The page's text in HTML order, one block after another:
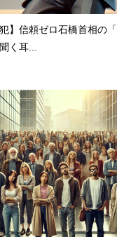
】信頼ゼロ石橋首相の
く耳...